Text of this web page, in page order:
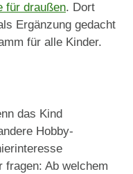
für draußen. Dort
Ergänzung gedacht
für alle Kinder.
das Kind
Hobby-
Ab welchem